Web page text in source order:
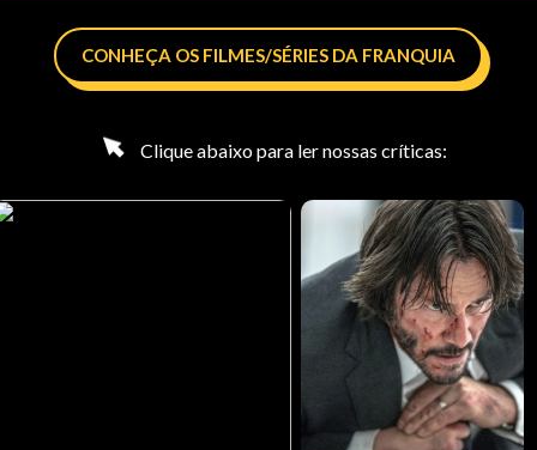
CONHEÇA OS FILMES/SÉRIES DA FRANQUIA
Clique abaixo para ler nossas críticas: